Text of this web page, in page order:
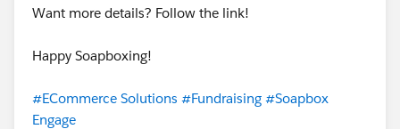
Want more details? Follow the link!
Happy Soapboxing!
#ECommerce Solutions #Fundraising #Soapbox
Engage